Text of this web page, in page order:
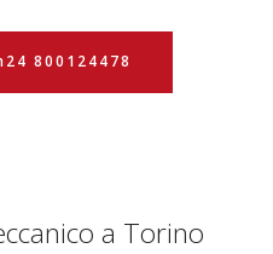
800124478
a Torino